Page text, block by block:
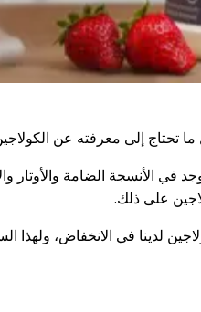
تحتاج إلى معرفته عن
في الأنسجة الضامة
على ذلك.
لدينا في الانخفاض،